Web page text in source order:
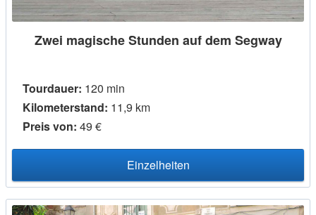
Zwei magische Stunden auf dem Segway
Tourdauer: 120 min
Kilometerstand: 11,9 km
Preis von: 49 €
Einzelheiten